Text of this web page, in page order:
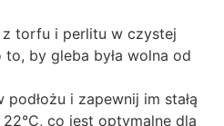
z torfu i perlitu w czystej
by gleba była wolna od
i zapewnij im stałą
co jest optymalne dla